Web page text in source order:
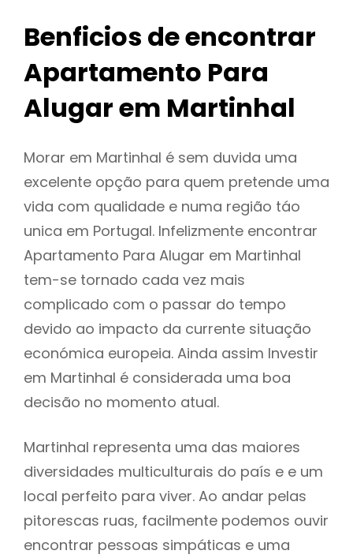
Benficios de encontrar
Apartamento Para
Alugar em Martinhal
Morar em Martinhal é sem duvida uma
excelente opção para quem pretende uma
vida com qualidade e numa região táo
unica em Portugal. Infelizmente encontrar
Apartamento Para Alugar em Martinhal
tem-se tornado cada vez mais
complicado com o passar do tempo
devido ao impacto da currente situação
económica europeia. Ainda assim Investir
em Martinhal é considerada uma boa
decisão no momento atual.
Martinhal representa uma das maiores
diversidades multiculturais do país e e um
local perfeito para viver. Ao andar pelas
pitorescas ruas, facilmente podemos ouvir
encontrar pessoas simpáticas e uma